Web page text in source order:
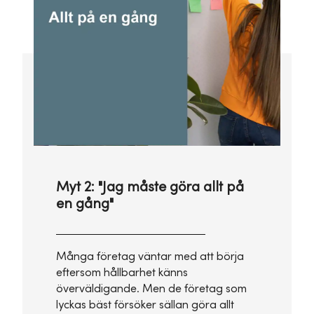
Myt 2: "Jag måste göra allt på
en gång"
Många företag väntar med att börja
eftersom hållbarhet känns
överväldigande. Men de företag som
lyckas bäst försöker sällan göra allt